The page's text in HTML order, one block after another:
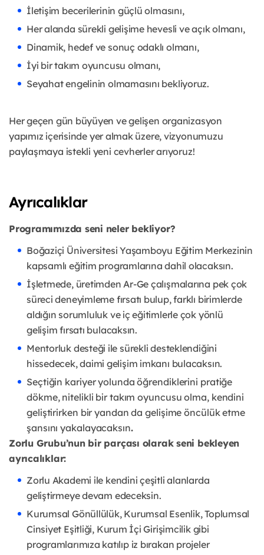
İletişim becerilerinin güçlü olmasını,
Her alanda sürekli gelişime hevesli ve açık olmanı,
Dinamik, hedef ve sonuç odaklı olmanı,
İyi bir takım oyuncusu olmanı,
Seyahat engelinin olmamasını bekliyoruz.
Her geçen gün büyüyen ve gelişen organizasyon
yapımız içerisinde yer almak üzere, vizyonumuzu
paylaşmaya istekli yeni cevherler arıyoruz!
Ayrıcalıklar
Programımızda seni neler bekliyor?
Boğaziçi Üniversitesi Yaşamboyu Eğitim Merkezinin
kapsamlı eğitim programlarına dahil olacaksın.
İşletmede, üretimden Ar-Ge çalışmalarına pek çok
süreci deneyimleme fırsatı bulup, farklı birimlerde
aldığın sorumluluk ve iç eğitimlerle çok yönlü
gelişim fırsatı bulacaksın.
Mentorluk desteği ile sürekli desteklendiğini
hissedecek, daimi gelişim imkanı bulacaksın.
Seçtiğin kariyer yolunda öğrendiklerini pratiğe
dökme, nitelikli bir takım oyuncusu olma, kendini
geliştirirken bir yandan da gelişime öncülük etme
şansını yakalayacaksın.
Zorlu Grubu’nun bir parçası olarak seni bekleyen
ayrıcalıklar:
Zorlu Akademi ile kendini çeşitli alanlarda
geliştirmeye devam edeceksin.
Kurumsal Gönüllülük, Kurumsal Esenlik, Toplumsal
Cinsiyet Eşitliği, Kurum İçi Girişimcilik gibi
programlarımıza katılıp iz bırakan projeler